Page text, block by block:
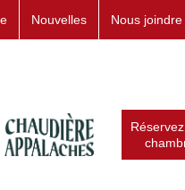
Nouvelles Nous